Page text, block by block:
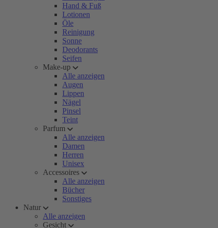
Hand & Fuß
Lotionen
Öle
Reinigung
Sonne
Deodorants
Seifen
Make-up
Alle anzeigen
Augen
Lippen
Nägel
Pinsel
Teint
Parfum
Alle anzeigen
Damen
Herren
Unisex
Accessoires
Alle anzeigen
Bücher
Sonstiges
Natur
Alle anzeigen
Gesicht